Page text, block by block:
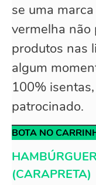
se uma
vermelha não
produtos nas
algum
100%
patrocinado.
BOTA NO
(CARAPRETA)